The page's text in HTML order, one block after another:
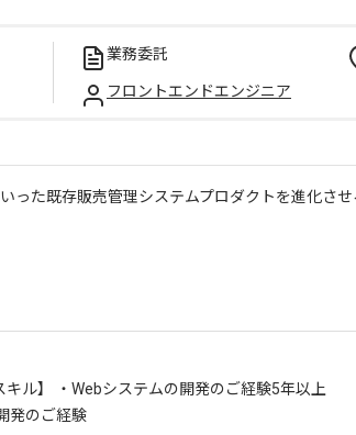
業務委託
フロントエンドエンジニア
った既存販売管理システムプロダクトを進化さ
キル】 ・Webシステムの開発のご経験5年以上
発のご経験